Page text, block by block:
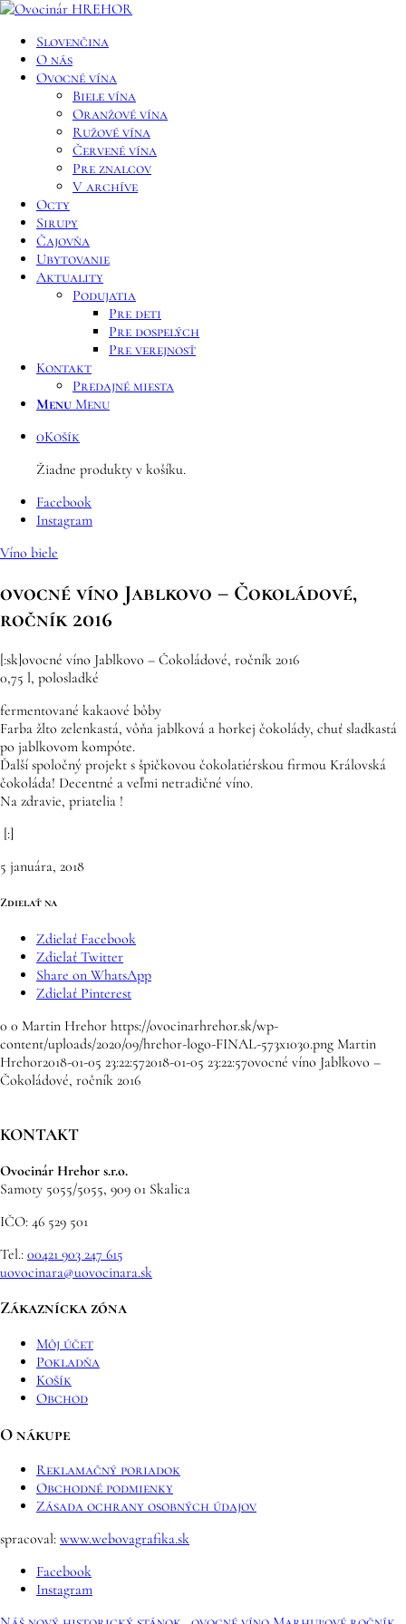
Slovenčina
O nás
Ovocné vína
Biele vína
Oranžové vína
Ružové vína
Červené vína
Pre znalcov
V archíve
Octy
Sirupy
Čajovňa
Ubytovanie
Aktuality
Podujatia
Pre deti
Pre dospelých
Pre verejnosť
Kontakt
Predajné miesta
Menu Menu
0Košík
Žiadne produkty v košíku.
Facebook
Instagram
Víno biele
ovocné víno Jablkovo – Čokoládové,
ročník 2016
[:sk]ovocné víno Jablkovo – Čokoládové, ročník 2016
0,75 l, polosladké
fermentované kakaové bôby
Farba žlto zelenkastá, vôňa jablková a horkej čokolády, chuť sladkastá
po jablkovom kompóte.
Ďalší spoločný projekt s špičkovou čokolatiérskou firmou Královská
čokoláda! Decentné a veľmi netradičné víno.
Na zdravie, priatelia !
[:]
5 januára, 2018
Zdielať na
Zdielať Facebook
Zdielať Twitter
Share on WhatsApp
Zdielať Pinterest
0 0 Martin Hrehor https://ovocinarhrehor.sk/wp-
content/uploads/2020/09/hrehor-logo-FINAL-573x1030.png Martin
Hrehor2018-01-05 23:22:572018-01-05 23:22:57ovocné víno Jablkovo –
Čokoládové, ročník 2016
KONTAKT
Ovocinár Hrehor s.r.o.
Samoty 5055/5055, 909 01 Skalica
IČO: 46 529 501
Tel.: 00421 903 247 615
uovocinara@uovocinara.sk
Zákaznícka zóna
Môj účet
Pokladňa
Košík
Obchod
O nákupe
Reklamačný poriadok
Obchodné podmienky
Zásada ochrany osobných údajov
spracoval: www.webovagrafika.sk
Facebook
Instagram